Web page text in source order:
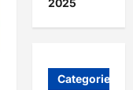
2025
Categories